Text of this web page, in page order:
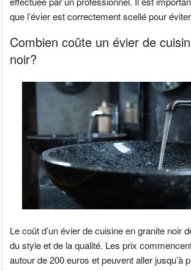
que l’évier est correctement scellé pour
Combien coûte un évier de
noir?
Le coût d’un évier de cuisine en granite noir
du style et de la qualité. Les prix
autour de 200 euros et peuvent aller jusqu’à